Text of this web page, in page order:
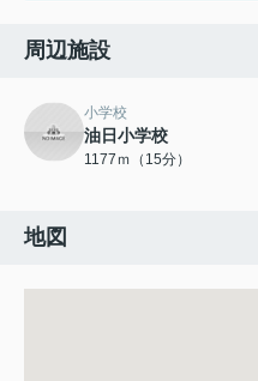
周辺施設
小学校
油日小学校
1177ｍ（15分）
地図